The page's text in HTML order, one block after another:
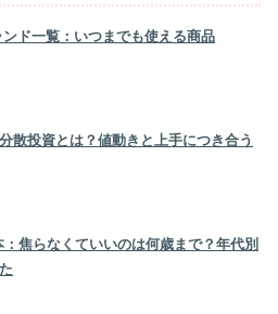
ド一覧：いつまでも使える商品
散投資とは？値動きと上手につき合う
焦らなくていいのは何歳まで？年代別